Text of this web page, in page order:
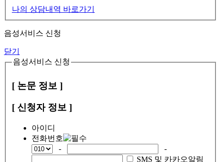
나의 상담내역 바로가기
음성서비스 신청
닫기
음성서비스 신청
[ 논문 정보 ]
[ 신청자 정보 ]
아이디
전화번호
-
-
SMS 및 카카오알림